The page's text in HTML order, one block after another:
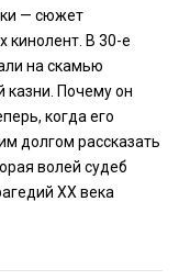
— сюжет
кинолент. В 30-е
на скамью
казни. Почему он
когда его
долгом рассказать
волей судеб
ХХ века